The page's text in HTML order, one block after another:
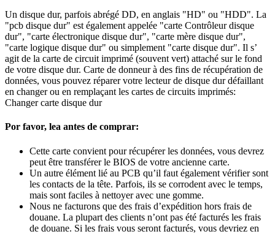
Un disque dur, parfois abrégé DD, en anglais "HD" ou "HDD". La
"pcb disque dur" est également appelée "carte Contrôleur disque
dur", "carte électronique disque dur", "carte mère disque dur",
"carte logique disque dur" ou simplement "carte disque dur". Il s’
agit de la carte de circuit imprimé (souvent vert) attaché sur le fond
de votre disque dur. Carte de donneur à des fins de récupération de
données, vous pouvez réparer votre lecteur de disque dur défaillant
en changer ou en remplaçant les cartes de circuits imprimés:
Changer carte disque dur
Por favor, lea antes de comprar:
Cette carte convient pour récupérer les données, vous devrez
peut être transférer le BIOS de votre ancienne carte.
Un autre élément lié au PCB qu’il faut également vérifier sont
les contacts de la tête. Parfois, ils se corrodent avec le temps,
mais sont faciles à nettoyer avec une gomme.
Nous ne facturons que des frais d’expédition hors frais de
douane. La plupart des clients n’ont pas été facturés les frais
de douane. Si les frais vous seront facturés, vous devriez en